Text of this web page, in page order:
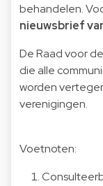
behandelen.
nieuwsbrief
De Raad voor
die alle
worden
verenigingen.
Voetnoten: